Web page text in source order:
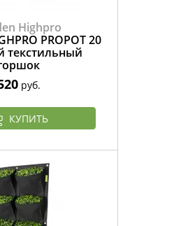
Highpro
PROPOT 20
текстильный
руб.
КУПИТЬ